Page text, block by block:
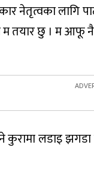
नेतृत्वका लागि
तयार छु । म आफू
कुरामा लडाइ